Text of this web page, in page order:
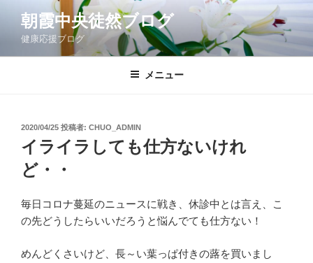
ン
朝霞中央徒然ブログ
健康応援ブログ
メニュー
投
日:
2020/04/25 投稿者: CHUO_ADMIN
イライラしても仕方ないけれ
ど・・
毎日コロナ蔓延のニュースに戦き、休診中とは言え、こ
の先どうしたらいいだろうと悩んでても仕方ない！
めんどくさいけど、長～い葉っぱ付きの蕗を買いまし